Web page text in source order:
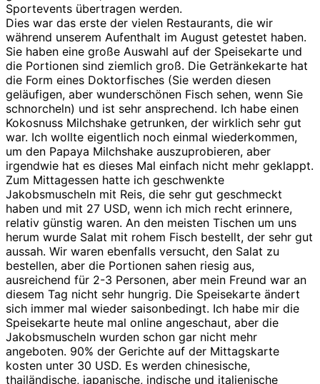
Sportevents übertragen werden.
Dies war das erste der vielen Restaurants, die wir
während unserem Aufenthalt im August getestet haben.
Sie haben eine große Auswahl auf der Speisekarte und
die Portionen sind ziemlich groß. Die Getränkekarte hat
die Form eines Doktorfisches (Sie werden diesen
geläufigen, aber wunderschönen Fisch sehen, wenn Sie
schnorcheln) und ist sehr ansprechend. Ich habe einen
Kokosnuss Milchshake getrunken, der wirklich sehr gut
war. Ich wollte eigentlich noch einmal wiederkommen,
um den Papaya Milchshake auszuprobieren, aber
irgendwie hat es dieses Mal einfach nicht mehr geklappt.
Zum Mittagessen hatte ich geschwenkte
Jakobsmuscheln mit Reis, die sehr gut geschmeckt
haben und mit 27 USD, wenn ich mich recht erinnere,
relativ günstig waren. An den meisten Tischen um uns
herum wurde Salat mit rohem Fisch bestellt, der sehr gut
aussah. Wir waren ebenfalls versucht, den Salat zu
bestellen, aber die Portionen sahen riesig aus,
ausreichend für 2-3 Personen, aber mein Freund war an
diesem Tag nicht sehr hungrig. Die Speisekarte ändert
sich immer mal wieder saisonbedingt. Ich habe mir die
Speisekarte heute mal online angeschaut, aber die
Jakobsmuscheln wurden schon gar nicht mehr
angeboten. 90% der Gerichte auf der Mittagskarte
kosten unter 30 USD. Es werden chinesische,
thailändische, japanische, indische und italienische